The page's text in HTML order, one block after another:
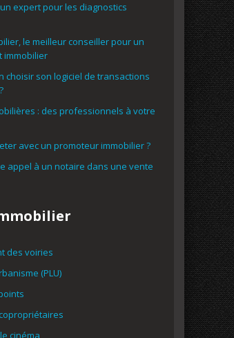
expert pour les diagnostics
le meilleur conseiller pour un
immobilier
choisir son logiciel de transactions
: des professionnels à votre
avec un promoteur immobilier ?
appel à un notaire dans une vente
des voiries
(PLU)
cinéma